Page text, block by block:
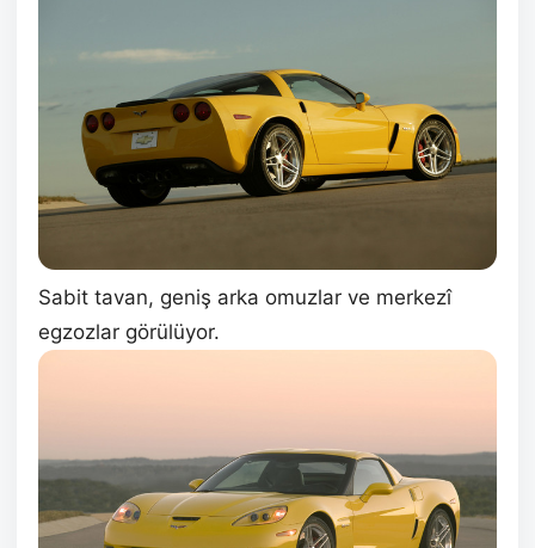
Sabit tavan, geniş arka omuzlar ve merkezî
egzozlar görülüyor.